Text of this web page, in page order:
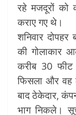
रहे मजदूरों को
कराए गए थे।
शनिवार दोपहर
की गोलाकार
करीब 30
फिसला और वह
बाद ठेकेदार,
भाग निकले।